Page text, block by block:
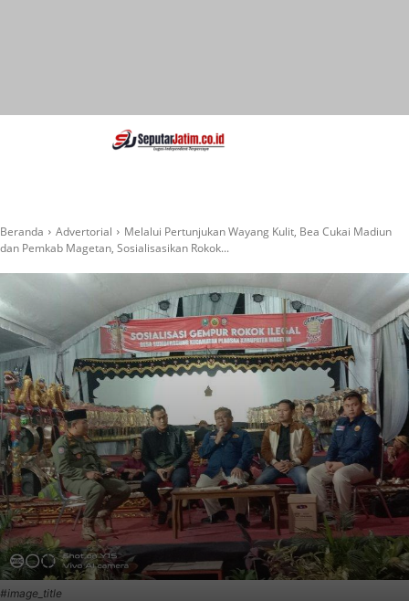
Beranda Advertorial
Melalui Pertunjukan Wayang Kulit, Bea Cukai Madiun
dan Pemkab Magetan, Sosialisasikan Rokok...
#image_title